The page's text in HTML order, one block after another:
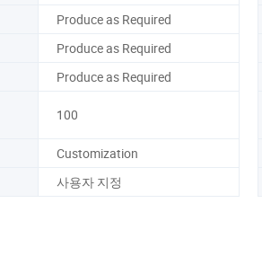
Produce as Required
Produce as Required
Produce as Required
100
Customization
사용자 지정